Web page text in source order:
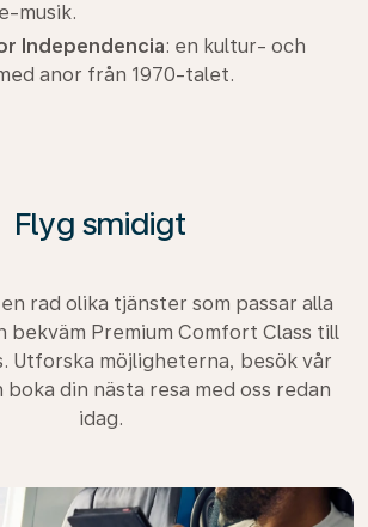
musik.
Independencia: en kultur- och
anor från 1970-talet.
Flyg smidigt
rad olika tjänster som passar alla
bekväm Premium Comfort Class till
Utforska möjligheterna, besök vår
boka din nästa resa med oss redan
idag.